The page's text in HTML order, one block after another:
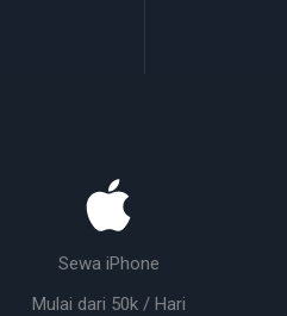
Sewa iPhone
Mulai dari 50k / Hari